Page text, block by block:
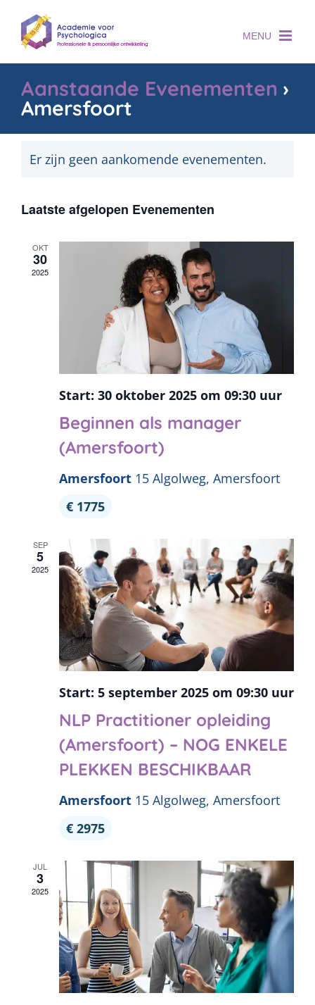
content
Aanstaande Evenementen ›
Amersfoort
Er zijn geen aankomende evenementen.
Weergaven
Evenement
navigatie
Laatste afgelopen Evenementen
OKT
30
2025
30 oktober 2025 om 09:30
Beginnen als manager
(Amersfoort)
Amersfoort 15 Algolweg, Amersfoort
€ 1775
SEP
5
2025
5 september 2025 om 09:30
NLP Practitioner opleiding
(Amersfoort) – NOG ENKELE
PLEKKEN BESCHIKBAAR
Amersfoort 15 Algolweg, Amersfoort
€ 2975
JUL
3
2025